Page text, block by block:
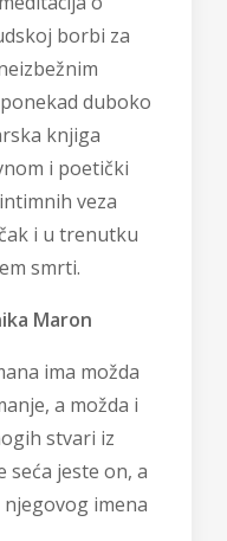
borbi za
duboko
knjiga
i poetički
veza
i u trenutku
smrti.
Maron
ima možda
a možda i
stvari iz
seća jeste on, a
njegovog imena